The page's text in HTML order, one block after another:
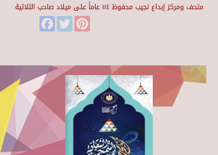
متحف ومركز إبداع نجيب محفوظ ١١٤ عاماً على ميلاد صاحب الثلاثية
FacebookTwitter